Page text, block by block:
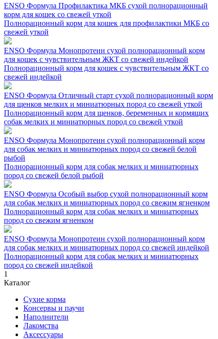
ENSO Формула Профилактика МКБ сухой полнорационный
корм для кошек со свежей уткой
Полнорационный корм для кошек для профилактики МКБ со
свежей уткой
ENSO Формула Монопротеин сухой полнорационный корм
для кошек с чувствительным ЖКТ со свежей индейкой
Полнорационный корм для кошек с чувствительным ЖКТ со
свежей индейкой
ENSO Формула Отличный старт сухой полнорационный корм
для щенков мелких и миниатюрных пород со свежей уткой
Полнорационный корм для щенков, беременных и кормящих
собак мелких и миниатюрных пород со свежей уткой
ENSO Формула Монопротеин сухой полнорационный корм
для собак мелких и миниатюрных пород со свежей белой
рыбой
Полнорационный корм для собак мелких и миниатюрных
пород со свежей белой рыбой
ENSO Формула Особый выбор сухой полнорационный корм
для собак мелких и миниатюрных пород со свежим ягненком
Полнорационный корм для собак мелких и миниатюрных
пород со свежим ягненком
ENSO Формула Монопротеин сухой полнорационный корм
для собак мелких и миниатюрных пород со свежей индейкой
Полнорационный корм для собак мелких и миниатюрных
пород со свежей индейкой
1
Каталог
Сухие корма
Консервы и паучи
Наполнители
Лакомства
Аксессуары